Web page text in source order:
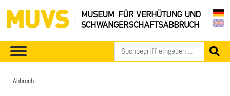
Abbruch